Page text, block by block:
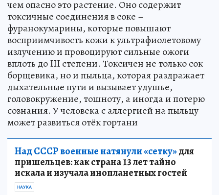
чем опасно это растение. Оно содержит
токсичные соединения в соке –
фуранокумарины, которые повышают
восприимчивость кожи к ультрафиолетовому
излучению и провоцируют сильные ожоги
вплоть до III степени. Токсичен не только сок
борщевика, но и пыльца, которая раздражает
дыхательные пути и вызывает удушье,
головокружение, тошноту, а иногда и потерю
сознания. У человека с аллергией на пыльцу
может развиться отёк гортани
Над СССР военные натянули «сетку»для
пришельцев: как страна 13 лет тайно
искала и изучала инопланетных гостей
НАУКА